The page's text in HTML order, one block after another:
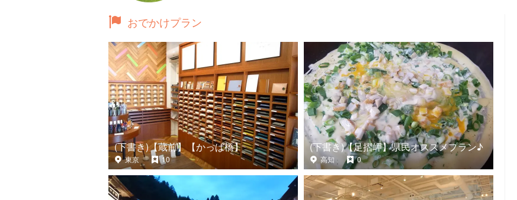
おでかけプラン
(下書き)【蔵前】【かっぱ橋】
東京 10
(下書き)【足摺岬】県民オススメプラン♪
高知 0